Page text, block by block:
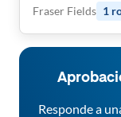
Fraser Fields 1
Responde a